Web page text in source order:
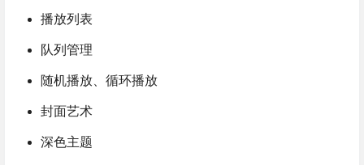
播放列表
队列管理
随机播放、循环播放
封面艺术
深色主题